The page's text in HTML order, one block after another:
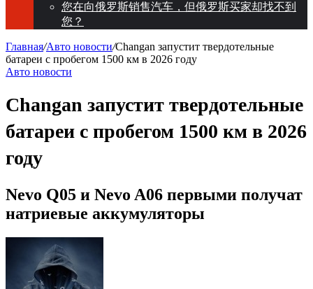
您在向俄罗斯销售汽车，但俄罗斯买家却找不到
您？
Главная/Авто новости/Changan запустит твердотельные
батареи с пробегом 1500 км в 2026 году
Авто новости
Changan запустит твердотельные
батареи с пробегом 1500 км в 2026
году
Nevo Q05 и Nevo A06 первыми получат
натриевые аккумуляторы